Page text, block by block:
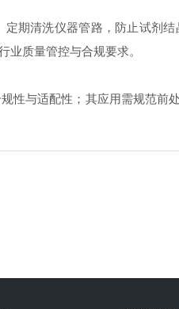
清洗仪器管路，防止试剂
业质量管控与合规要求。
与适配性；其应用需规范前